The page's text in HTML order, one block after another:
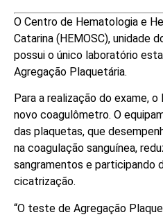
O Centro de Hematologia e
Catarina (HEMOSC), unidade
possui o único laboratório
Agregação Plaquetária.
Para a realização do exame,
novo coagulômetro. O
das plaquetas, que
na coagulação sanguínea,
sangramentos e participando
cicatrização.
“O teste de Agregação